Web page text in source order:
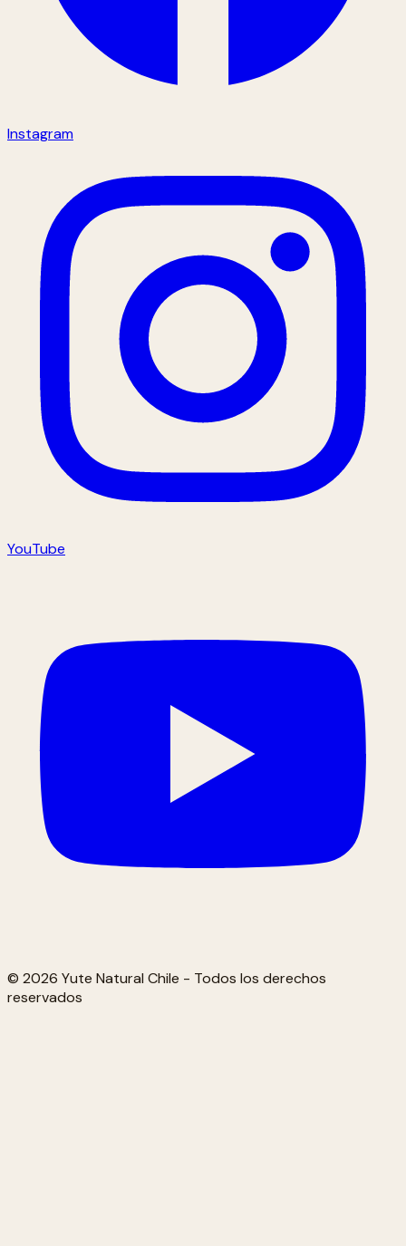
Instagram
YouTube
© 2026 Yute Natural Chile - Todos los derechos
reservados